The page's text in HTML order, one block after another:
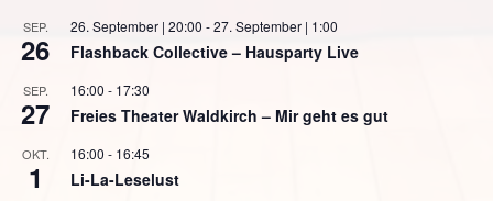
SEP.
26
26. September | 20:00 -27. September | 1:00
Flashback Collective – Hausparty Live
SEP.
27
16:00 - 17:30
Freies Theater Waldkirch – Mir geht es gut
OKT.
1
16:00 - 16:45
Li-La-Leselust